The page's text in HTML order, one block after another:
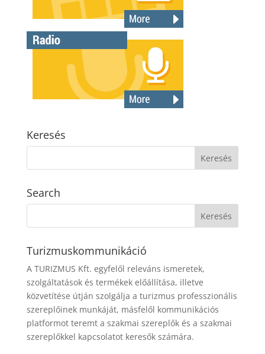
Keresés
Search
Turizmuskommunikáció
A TURIZMUS Kft. egyfelől releváns ismeretek,
szolgáltatások és termékek előállítása, illetve
közvetítése útján szolgálja a turizmus professzionális
szereplőinek munkáját, másfelől kommunikációs
platformot teremt a szakmai szereplők és a szakmai
szereplőkkel kapcsolatot keresők számára.